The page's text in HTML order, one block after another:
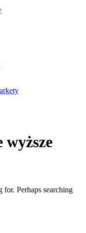
wyższe
for. Perhaps searching